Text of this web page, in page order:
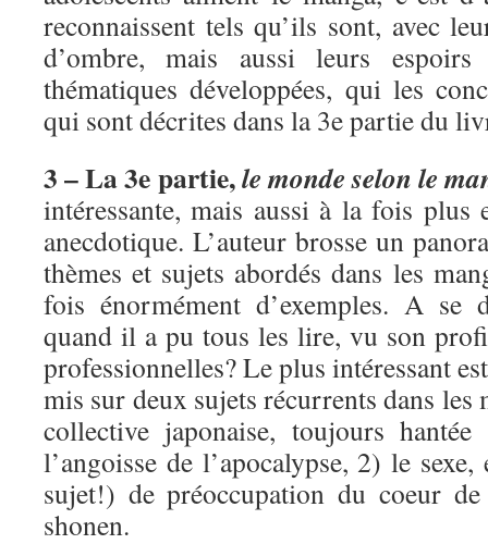
reconnaissent tels qu’ils sont, avec
d’ombre, mais aussi leurs
thématiques développées, qui les
qui sont décrites dans la 3e partie du
3 – La 3e partie,le monde selon le
intéressante, mais aussi à la fois plus
anecdotique. L’auteur brosse un
thèmes et sujets abordés dans les
fois énormément d’exemples. A se
quand il a pu tous les lire, vu son
professionnelles? Le plus intéressant
mis sur deux sujets récurrents dans les
collective japonaise, toujours
l’angoisse de l’apocalypse, 2) le
sujet!) de préoccupation du coeur
shonen.